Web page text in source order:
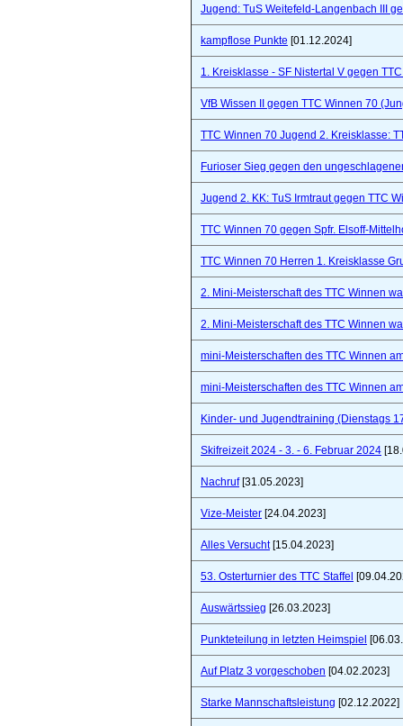
Jugend: TuS Weitefeld-Langenbach III
kampflose Punkte [01.12.2024]
1. Kreisklasse - SF Nistertal V gegen
VfB Wissen II gegen TTC Winnen 70
TTC Winnen 70 Jugend 2. Kreisklasse:
Furioser Sieg gegen den
Jugend 2. KK: TuS Irmtraut gegen TTC
TTC Winnen 70 gegen Spfr. Elsoff-
TTC Winnen 70 Herren 1. Kreisklasse
2. Mini-Meisterschaft des TTC Winnen
2. Mini-Meisterschaft des TTC Winnen
mini-Meisterschaften des TTC Winnen
mini-Meisterschaften des TTC Winnen
Kinder- und Jugendtraining (Dienstags
Skifreizeit 2024 - 3. - 6. Februar 2024
Nachruf[31.05.2023]
Vize-Meister [24.04.2023]
Alles Versucht[15.04.2023]
53. Osterturnier des TTC Staffel
Auswärtssieg [26.03.2023]
Punkteteilung in letzten Heimspiel
Auf Platz 3 vorgeschoben [04.02.2023]
Starke Mannschaftsleistung [02.12.2022]